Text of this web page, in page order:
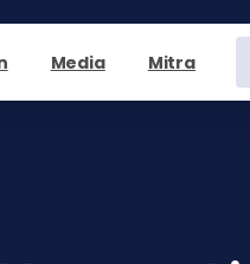
Media Mitra